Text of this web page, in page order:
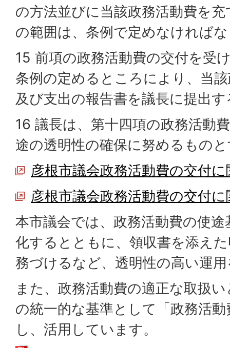
の方法並びに当該政務活動費を
の範囲は、条例で定めなければ
15 前項の政務活動費の交付を受
条例の定めるところにより、当
及び支出の報告書を議長に提出
16 議長は、第十四項の政務活動
途の透明性の確保に努めるもの
彦根市議会政務活動費の交付
彦根市議会政務活動費の交付
本市議会では、政務活動費の使
化するとともに、領収書を添え
務づけるなど、透明性の高い運
また、政務活動費の適正な取扱
の統一的な基準として「政務活
し、活用しています。